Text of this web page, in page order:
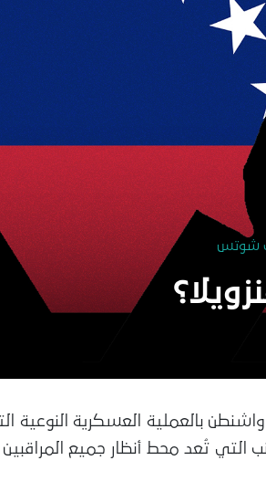
للنشر
شوتس
بالعملية العسكرية النوعية
التي تُعد محط أنظار جميع